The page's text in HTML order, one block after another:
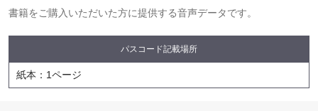
書籍をご購入いただいた方に提供する音声データです。
パスコード記載場所
紙本：1ページ